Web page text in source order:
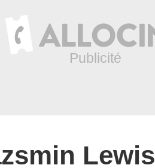
Lewis